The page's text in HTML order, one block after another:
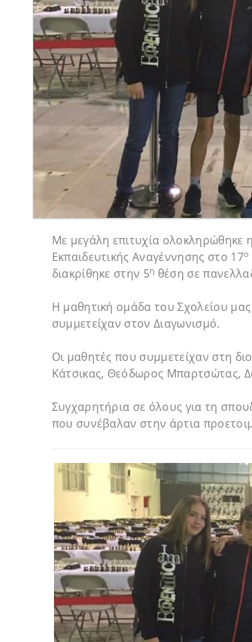
Με μεγάλη επιτυχία ολοκληρώθηκε
Εκπαιδευτικής Αναγέννησης στο 17ο
διακρίθηκε στην 5η θέση σε
Η μαθητική ομάδα του Σχολείου
συμμετείχαν στον Διαγωνισμό.
Οι μαθητές που συμμετείχαν στη
Κάτσικας, Θεόδωρος Μπαρτσώτας,
Συγχαρητήρια σε όλους για τη
που συνέβαλαν στην άρτια